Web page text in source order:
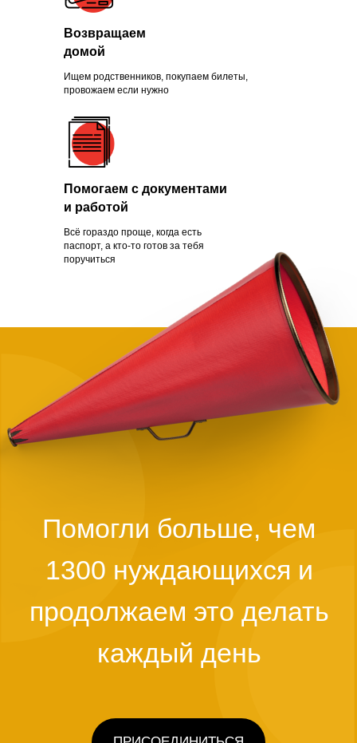
Ищем родственников, покупаем билеты,
провожаем если нужно
Всё гораздо проще, когда есть
паспорт, а кто-то готов за тебя
поручиться
Возвращаем
домой
Помогаем с документами
и работой
Зачем помогать
нуждающимся
Чаще всего это люди, которых
обманули с квартирой, ограбили
на вокзале, выгнали с работы из-
за здоровья или вовремя не дали
нужной поддержки. Постепенно
человек опускает руки.
Становится проще сдаться, чем
говорит статистика, на это нужно
всего полгода. Мы в силах помочь
нуждающимся, просто нужно